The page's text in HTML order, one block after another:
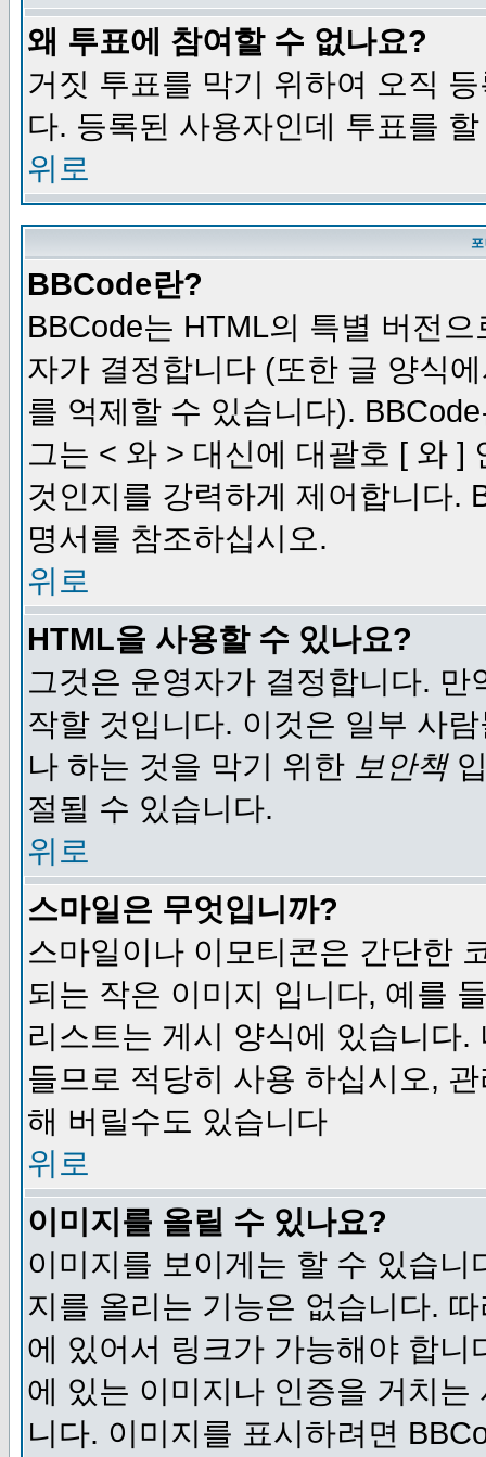
왜 투표에 참여할 수 없나요?
거짓 투표를 막기 위하여 오직
다. 등록된 사용자인데 투표를
위로
BBCode란?
BBCode는 HTML의 특별 버전
자가 결정합니다 (또한 글 양식
를 억제할 수 있습니다).
그는 < 와 > 대신에 대괄호 [ 와 ]
것인지를 강력하게 제어합니다.
명서를 참조하십시오.
위로
HTML을 사용할 수 있나요?
그것은 운영자가 결정합니다.
작할 것입니다. 이것은 일부 사
나 하는 것을 막기 위한 보안책
절될 수 있습니다.
위로
스마일은 무엇입니까?
스마일이나 이모티콘은 간단한
되는 작은 이미지 입니다, 예를
리스트는 게시 양식에 있습니다
들므로 적당히 사용 하십시오,
해 버릴수도 있습니다
위로
이미지를 올릴 수 있나요?
이미지를 보이게는 할 수 있습
지를 올리는 기능은 없습니다.
에 있어서 링크가 가능해야 합
에 있는 이미지나 인증을 거치
니다. 이미지를 표시하려면